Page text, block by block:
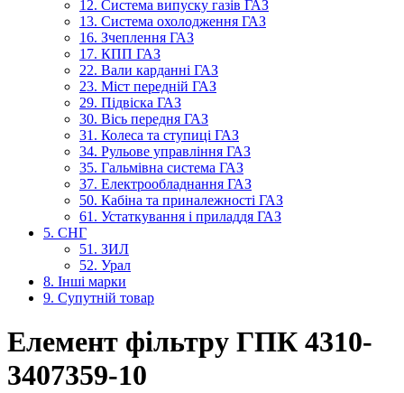
12. Система випуску газів ГАЗ
13. Система охолодження ГАЗ
16. Зчеплення ГАЗ
17. КПП ГАЗ
22. Вали карданні ГАЗ
23. Міст передній ГАЗ
29. Підвіска ГАЗ
30. Вісь передня ГАЗ
31. Колеса та ступиці ГАЗ
34. Рульове управління ГАЗ
35. Гальмівна система ГАЗ
37. Електрообладнання ГАЗ
50. Кабіна та приналежності ГАЗ
61. Устаткування і приладдя ГАЗ
5. СНГ
51. ЗИЛ
52. Урал
8. Інші марки
9. Супутній товар
Елемент фільтру ГПК 4310-
3407359-10